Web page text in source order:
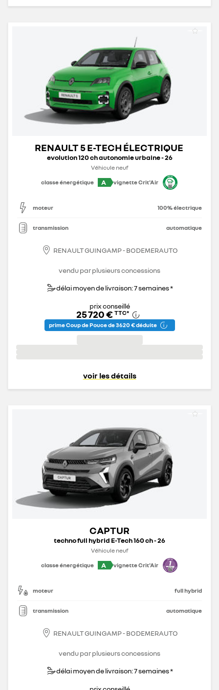
RENAULT 5 E-TECH ÉLECTRIQUE
evolution 120 ch autonomie urbaine - 26
Véhicule neuf
classe énergétique
A vignette Crit'Air
moteur 100% électrique
transmission automatique
RENAULT GUINGAMP - BODEMERAUTO
vendu par plusieurs concessions
délai moyen de livraison: 7 semaines *
prix conseillé
25 720 € TTC*
prime Coup de Pouce de 3 620 € déduite
voir les détails
CAPTUR
techno full hybrid E-Tech 160 ch - 26
Véhicule neuf
classe énergétique
A vignette Crit'Air
moteur full hybrid
transmission automatique
RENAULT GUINGAMP - BODEMERAUTO
vendu par plusieurs concessions
délai moyen de livraison: 7 semaines *